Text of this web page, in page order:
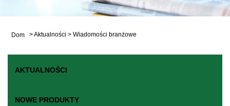
Dom >Aktualności > Wiadomości branżowe
AKTUALNOŚCI
NOWE PRODUKTY